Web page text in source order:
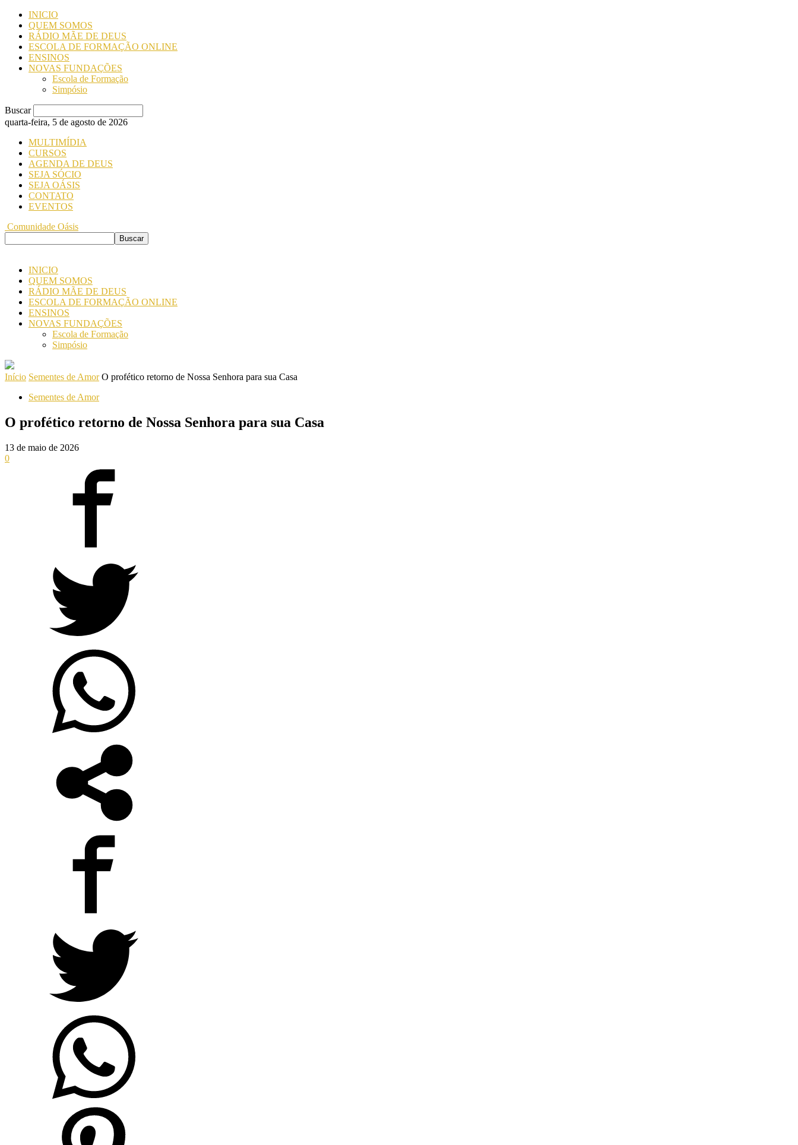
INICIO
QUEM SOMOS
RÁDIO MÃE DE DEUS
ESCOLA DE FORMAÇÃO ONLINE
ENSINOS
NOVAS FUNDAÇÕES
Escola de Formação
Simpósio
Buscar
quarta-feira, 5 de agosto de 2026
MULTIMÍDIA
CURSOS
AGENDA DE DEUS
SEJA SÓCIO
SEJA OÁSIS
CONTATO
EVENTOS
Comunidade Oásis
INICIO
QUEM SOMOS
RÁDIO MÃE DE DEUS
ESCOLA DE FORMAÇÃO ONLINE
ENSINOS
NOVAS FUNDAÇÕES
Escola de Formação
Simpósio
Início Sementes de Amor O profético retorno de Nossa Senhora para sua Casa
Sementes de Amor
O profético retorno de Nossa Senhora para sua Casa
13 de maio de 2026
0